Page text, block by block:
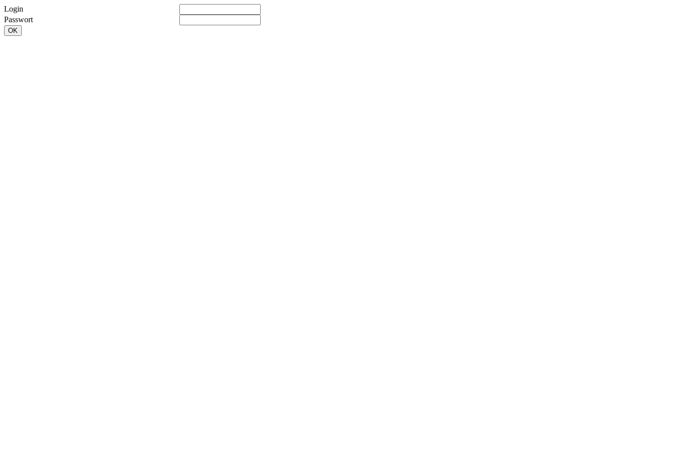
Login
Passwort